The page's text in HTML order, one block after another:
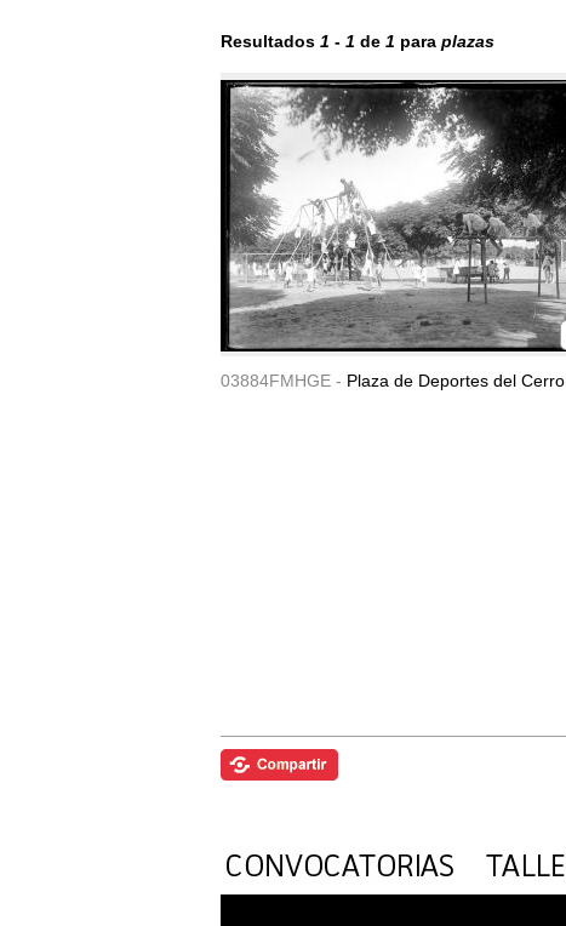
Resultados 1 - 1 de 1 para plazas
03884FMHGE - Plaza de Deportes del Cerro.